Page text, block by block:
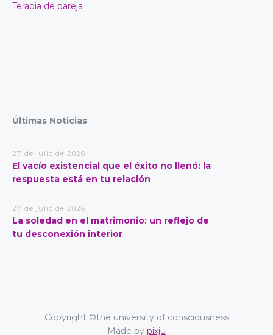
Terapia de pareja
Últimas Noticias
27 de julio de 2026
El vacío existencial que el éxito no llenó: la
respuesta está en tu relación
27 de julio de 2026
La soledad en el matrimonio: un reflejo de
tu desconexión interior
Copyright ©the university of consciousness
Made by pixju